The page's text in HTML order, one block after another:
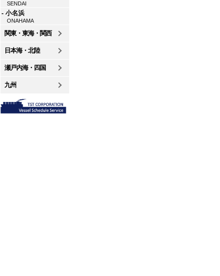
SENDAI
- 小名浜
ONAHAMA
関東・東海・関西
日本海・北陸
瀬戸内海・四国
九州